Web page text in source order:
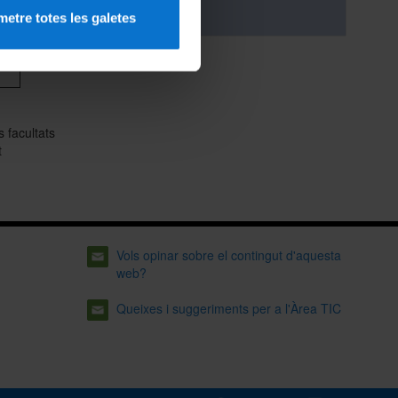
totes les galetes
facultats
Vols opinar sobre el contingut d'aquesta
web?
Queixes i suggeriments per a l'Àrea TIC